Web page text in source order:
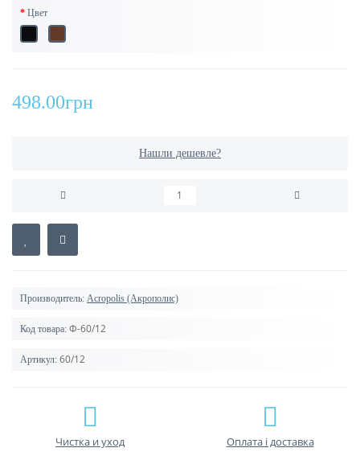
Цвет
498.00грн
Нашли дешевле?
Производитель: Acropolis (Акрополис)
Код товара: Ф-60/12
Артикул: 60/12
Чистка и уход Оплата і доставка